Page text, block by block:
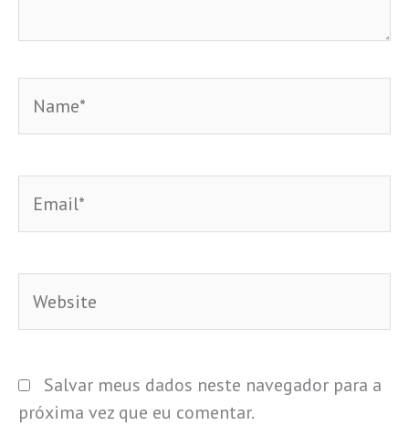
Salvar meus dados neste navegador para a
próxima vez que eu comentar.